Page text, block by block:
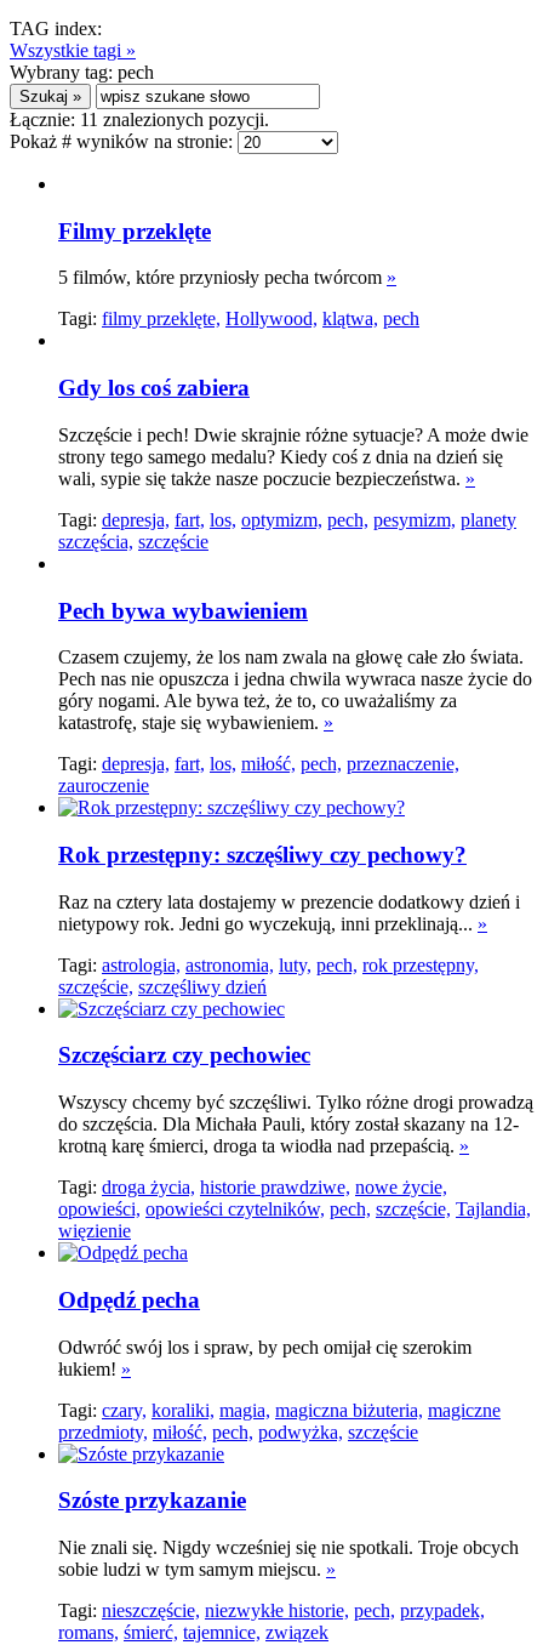
TAG index:
Wszystkie tagi »
Wybrany tag: pech
Łącznie: 11 znalezionych pozycji.
Pokaż # wyników na stronie:
Filmy przeklęte
5 filmów, które przyniosły pecha twórcom »
Tagi: filmy przeklęte, Hollywood, klątwa, pech
Gdy los coś zabiera
Szczęście i pech! Dwie skrajnie różne sytuacje? A może dwie
strony tego samego medalu? Kiedy coś z dnia na dzień się
wali, sypie się także nasze poczucie bezpieczeństwa. »
Tagi: depresja, fart, los, optymizm, pech, pesymizm, planety
szczęścia, szczęście
Pech bywa wybawieniem
Czasem czujemy, że los nam zwala na głowę całe zło świata.
Pech nas nie opuszcza i jedna chwila wywraca nasze życie do
góry nogami. Ale bywa też, że to, co uważaliśmy za
katastrofę, staje się wybawieniem. »
Tagi: depresja, fart, los, miłość, pech, przeznaczenie,
zauroczenie
Rok przestępny: szczęśliwy czy pechowy?
Raz na cztery lata dostajemy w prezencie dodatkowy dzień i
nietypowy rok. Jedni go wyczekują, inni przeklinają... »
Tagi: astrologia, astronomia, luty, pech, rok przestępny,
szczęście, szczęśliwy dzień
Szczęściarz czy pechowiec
Wszyscy chcemy być szczęśliwi. Tylko różne drogi prowadzą
do szczęścia. Dla Michała Pauli, który został skazany na 12-
krotną karę śmierci, droga ta wiodła nad przepaścią. »
Tagi: droga życia, historie prawdziwe, nowe życie,
opowieści, opowieści czytelników, pech, szczęście, Tajlandia,
więzienie
Odpędź pecha
Odwróć swój los i spraw, by pech omijał cię szerokim
łukiem! »
Tagi: czary, koraliki, magia, magiczna biżuteria, magiczne
przedmioty, miłość, pech, podwyżka, szczęście
Szóste przykazanie
Nie znali się. Nigdy wcześniej się nie spotkali. Troje obcych
sobie ludzi w tym samym miejscu. »
Tagi: nieszczęście, niezwykłe historie, pech, przypadek,
romans, śmierć, tajemnice, związek